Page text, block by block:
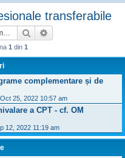
transferabile
Căutare
1 din 1
complementare și de
25, 2022 10:57 am
a CPT - cf. OM
12, 2022 11:19 am